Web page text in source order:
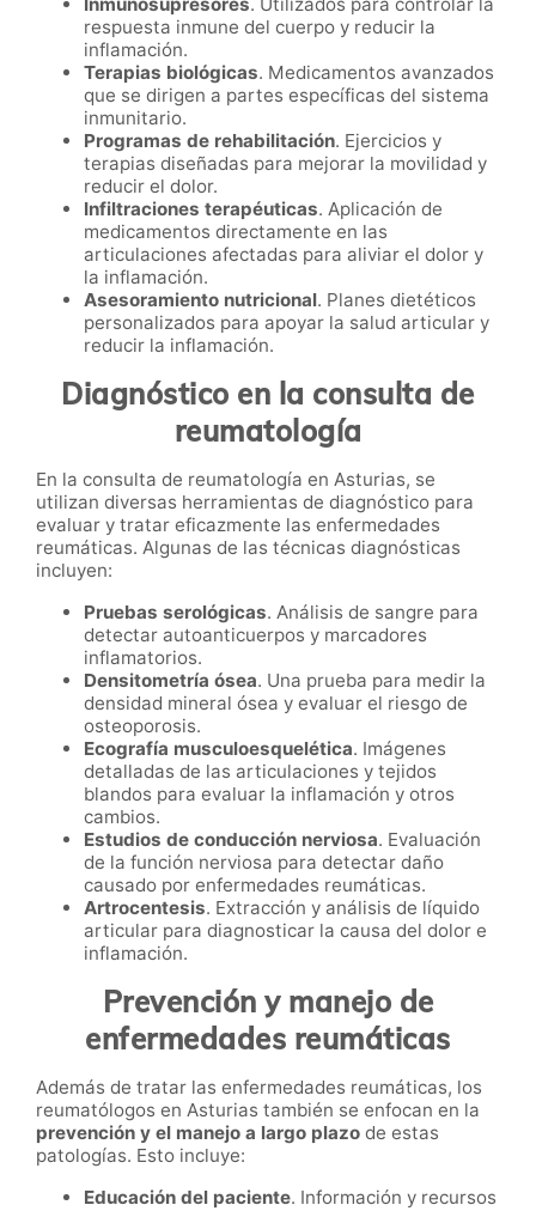
respuesta inmune del cuerpo y reducir la
inflamación.
Terapias biológicas. Medicamentos avanzados
que se dirigen a partes específicas del sistema
inmunitario.
Programas de rehabilitación. Ejercicios y
terapias diseñadas para mejorar la movilidad y
reducir el dolor.
Infiltraciones terapéuticas. Aplicación de
medicamentos directamente en las
articulaciones afectadas para aliviar el dolor y
la inflamación.
Asesoramiento nutricional. Planes dietéticos
personalizados para apoyar la salud articular y
reducir la inflamación.
Diagnóstico en la consulta de
reumatología
En la consulta de reumatología en Asturias, se
utilizan diversas herramientas de diagnóstico para
evaluar y tratar eficazmente las enfermedades
reumáticas. Algunas de las técnicas diagnósticas
incluyen:
Pruebas serológicas. Análisis de sangre para
detectar autoanticuerpos y marcadores
inflamatorios.
Densitometría ósea. Una prueba para medir la
densidad mineral ósea y evaluar el riesgo de
osteoporosis.
Ecografía musculoesquelética. Imágenes
detalladas de las articulaciones y tejidos
blandos para evaluar la inflamación y otros
cambios.
Estudios de conducción nerviosa. Evaluación
de la función nerviosa para detectar daño
causado por enfermedades reumáticas.
Artrocentesis. Extracción y análisis de líquido
articular para diagnosticar la causa del dolor e
inflamación.
Prevención y manejo de
enfermedades reumáticas
Además de tratar las enfermedades reumáticas, los
reumatólogos en Asturias también se enfocan en la
prevención y el manejo a largo plazo de estas
patologías. Esto incluye:
Educación del paciente. Información y recursos